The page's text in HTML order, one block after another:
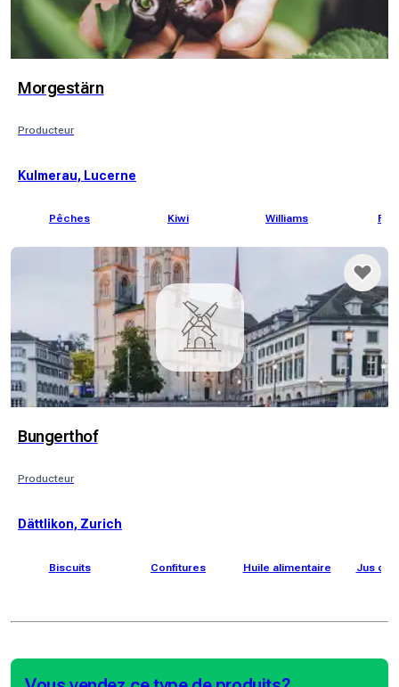
Morgestärn
Producteur
Kulmerau, Lucerne
Pêches Kiwi Williams
Bungerthof
Producteur
Dättlikon, Zurich
Biscuits Confitures Huile alimentaire Jus de